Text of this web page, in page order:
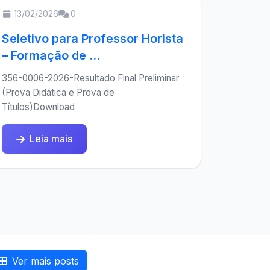
13/02/2026 0
Seletivo para Professor Horista
– Formação de ...
356-0006-2026-Resultado Final Preliminar
(Prova Didática e Prova de
Títulos)Download
Leia mais
Ver mais posts